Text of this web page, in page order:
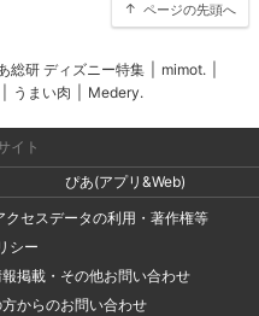
ページの先頭へ
総研 ディズニー特集 mimot.
うまい肉 Medery.
イト
ぴあ(アプリ&Web)
クセスデータの利用・著作権等
シー
掲載・その他お問い合わせ
からのお問い合わせ